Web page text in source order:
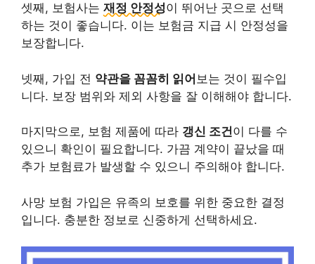
셋째, 보험사는 재정 안정성이 뛰어난 곳으로 선택
하는 것이 좋습니다. 이는 보험금 지급 시 안정성을
보장합니다.
넷째, 가입 전 약관을 꼼꼼히 읽어 보는 것이 필수입
니다. 보장 범위와 제외 사항을 잘 이해해야 합니다.
마지막으로, 보험 제품에 따라 갱신 조건이 다를 수
있으니 확인이 필요합니다. 가끔 계약이 끝났을 때
추가 보험료가 발생할 수 있으니 주의해야 합니다.
사망 보험 가입은 유족의 보호를 위한 중요한 결정
입니다. 충분한 정보로 신중하게 선택하세요.